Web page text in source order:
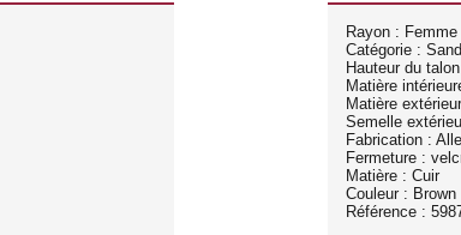
Rayon : Femme
Catégorie :
Hauteur du
Matière
Matière
Semelle
Fabrication :
Fermeture :
Matière : Cuir
Couleur : Brown
Référence :